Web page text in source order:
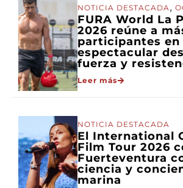
NOTICIA DESTACADA,
FURA World La
2026 reúne a
participantes en
espectacular
fuerza y
Leer más
NOTICIA DESTACADA
El International
Film Tour 2026
Fuerteventura
ciencia y
marina